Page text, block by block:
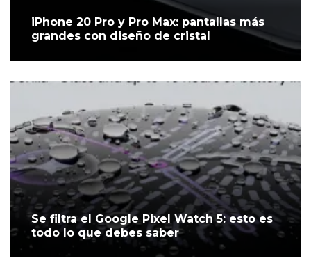
iPhone 20 Pro y Pro Max: pantallas más
grandes con diseño de cristal
Se filtra el Google Pixel Watch 5: esto es
todo lo que debes saber